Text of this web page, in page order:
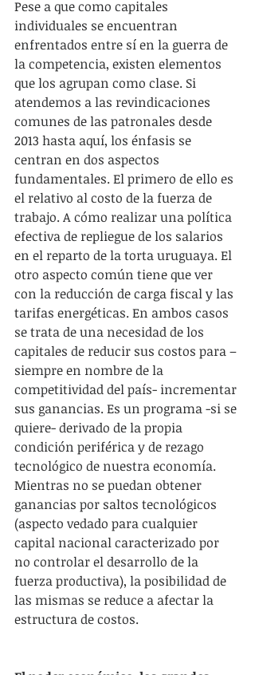
Pese a que como capitales
individuales se encuentran
enfrentados entre sí en la guerra de
la competencia, existen elementos
que los agrupan como clase. Si
atendemos a las revindicaciones
comunes de las patronales desde
2013 hasta aquí, los énfasis se
centran en dos aspectos
fundamentales. El primero de ello es
el relativo al costo de la fuerza de
trabajo. A cómo realizar una política
efectiva de repliegue de los salarios
en el reparto de la torta uruguaya. El
otro aspecto común tiene que ver
con la reducción de carga fiscal y las
tarifas energéticas. En ambos casos
se trata de una necesidad de los
capitales de reducir sus costos para –
siempre en nombre de la
competitividad del país- incrementar
sus ganancias. Es un programa -si se
quiere- derivado de la propia
condición periférica y de rezago
tecnológico de nuestra economía.
Mientras no se puedan obtener
ganancias por saltos tecnológicos
(aspecto vedado para cualquier
capital nacional caracterizado por
no controlar el desarrollo de la
fuerza productiva), la posibilidad de
las mismas se reduce a afectar la
estructura de costos.